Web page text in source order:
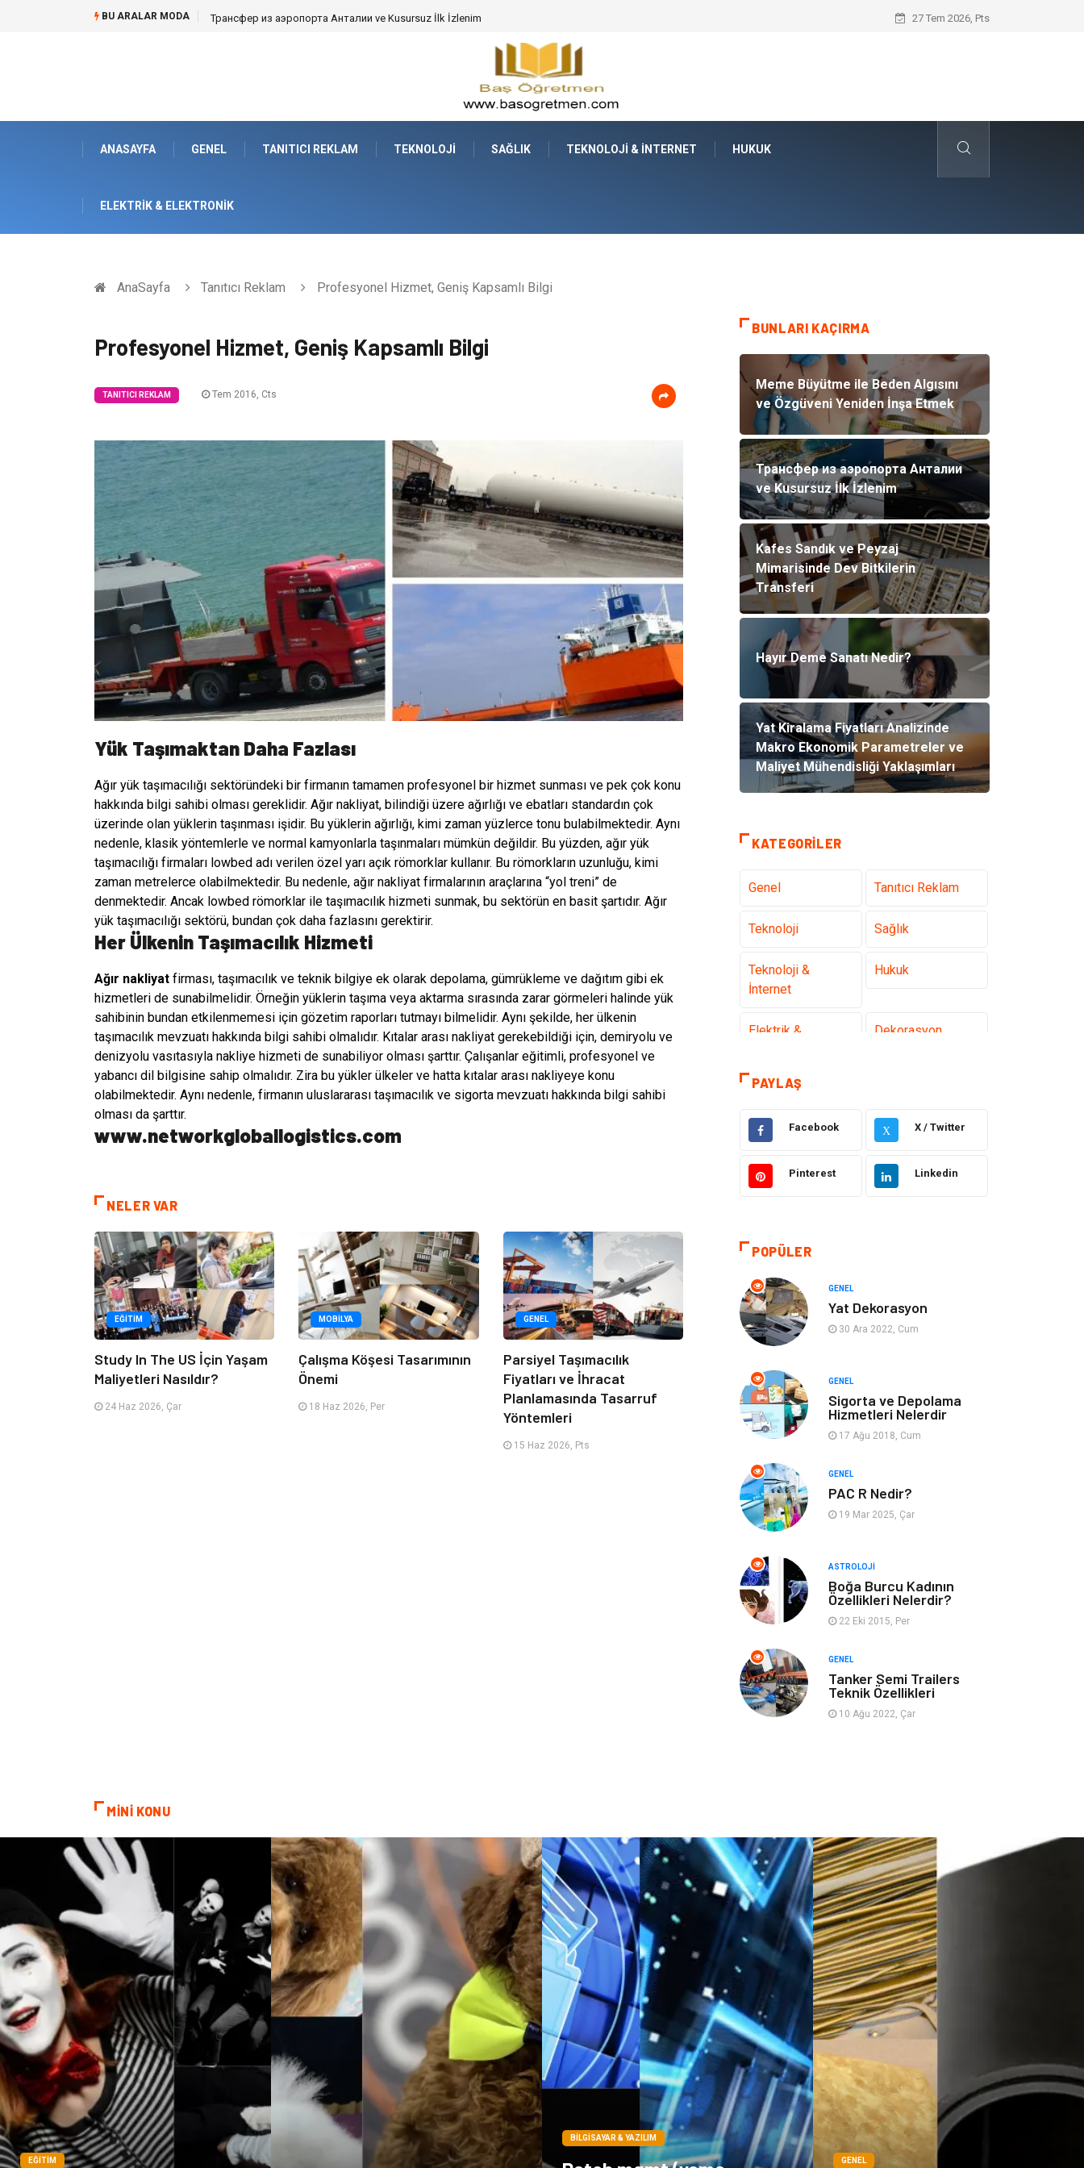
BU ARALAR MODA Трансфер из аэропорта Анталии ve Kusursuz İlk İzlenim Kafes Sandık ve Peyzaj Mimarisinde
27 Tem 2026, Pts
ANASAYFA GENEL TANITICI REKLAM TEKNOLOJI SAĞLIK TEKNOLOJI & İNTERNET HUKUK
ELEKTRIK & ELEKTRONIK
AnaSayfa Tanıtıcı Reklam Profesyonel Hizmet, Geniş Kapsamlı Bilgi
Profesyonel Hizmet, Geniş Kapsamlı Bilgi
TANITICI REKLAM Tem 2016, Cts
Yük Taşımaktan Daha Fazlası
Ağır yük taşımacılığı sektöründeki bir firmanın tamamen profesyonel bir hizmet sunması ve pek çok konu
hakkında bilgi sahibi olması gereklidir. Ağır nakliyat, bilindiği üzere ağırlığı ve ebatları standardın çok
üzerinde olan yüklerin taşınması işidir. Bu yüklerin ağırlığı, kimi zaman yüzlerce tonu bulabilmektedir. Aynı
nedenle, klasik yöntemlerle ve normal kamyonlarla taşınmaları mümkün değildir. Bu yüzden, ağır yük
taşımacılığı firmaları lowbed adı verilen özel yarı açık römorklar kullanır. Bu römorkların uzunluğu, kimi
zaman metrelerce olabilmektedir. Bu nedenle, ağır nakliyat firmalarının araçlarına “yol treni” de
denmektedir. Ancak lowbed römorklar ile taşımacılık hizmeti sunmak, bu sektörün en basit şartıdır. Ağır
yük taşımacılığı sektörü, bundan çok daha fazlasını gerektirir.
Her Ülkenin Taşımacılık Hizmeti
Ağır nakliyat firması, taşımacılık ve teknik bilgiye ek olarak depolama, gümrükleme ve dağıtım gibi ek
hizmetleri de sunabilmelidir. Örneğin yüklerin taşıma veya aktarma sırasında zarar görmeleri halinde yük
sahibinin bundan etkilenmemesi için gözetim raporları tutmayı bilmelidir. Aynı şekilde, her ülkenin
taşımacılık mevzuatı hakkında bilgi sahibi olmalıdır. Kıtalar arası nakliyat gerekebildiği için, demiryolu ve
denizyolu vasıtasıyla nakliye hizmeti de sunabiliyor olması şarttır. Çalışanlar eğitimli, profesyonel ve
yabancı dil bilgisine sahip olmalıdır. Zira bu yükler ülkeler ve hatta kıtalar arası nakliyeye konu
olabilmektedir. Aynı nedenle, firmanın uluslararası taşımacılık ve sigorta mevzuatı hakkında bilgi sahibi
olması da şarttır.
www.networkgloballogistics.com
NELER VAR
EĞITIM
Study In The US İçin Yaşam
Maliyetleri Nasıldır?
24 Haz 2026, Çar
MOBILYA
Çalışma Köşesi Tasarımının
Önemi
18 Haz 2026, Per
GENEL
Parsiyel Taşımacılık
Fiyatları ve İhracat
Planlamasında Tasarruf
Yöntemleri
15 Haz 2026, Pts
BUNLARI KAÇIRMA
Meme Büyütme ile Beden Algısını
ve Özgüveni Yeniden İnşa Etmek
Трансфер из аэропорта Анталии
ve Kusursuz İlk İzlenim
Kafes Sandık ve Peyzaj
Mimarisinde Dev Bitkilerin
Transferi
Hayır Deme Sanatı Nedir?
Yat Kiralama Fiyatları Analizinde
Makro Ekonomik Parametreler ve
Maliyet Mühendisliği Yaklaşımları
KATEGORILER
Genel Tanıtıcı Reklam
Teknoloji Sağlık
Teknoloji &
İnternet
Hukuk
Elektrik &
Dekorasyon
Güzellik ve Bakım
Giyim Sağlıklı Yaşam
Makine Otomotiv
Gıda
Spor
Tatil Hobi
Emlak
Genel Kültür
Bilgisayar &
Yazılım
Müzik
Mobilya Ev İşleri
Finans Tekstil
Aksesuar Anne Çocuk
Astroloji
Sigorta Bebek Giyim
PAYLAŞ
Facebook X X / Twitter
Pinterest Linkedin
POPÜLER
GENEL
Yat Dekorasyon
30 Ara 2022, Cum
GENEL
Sigorta ve Depolama
Hizmetleri Nelerdir
17 Ağu 2018, Cum
GENEL
PAC R Nedir?
19 Mar 2025, Çar
ASTROLOJI
Boğa Burcu Kadının
Özellikleri Nelerdir?
22 Eki 2015, Per
GENEL
Tanker Semi Trailers
Teknik Özellikleri
10 Ağu 2022, Çar
MİNİ KONU
EĞITIM
BILGISAYAR & YAZILIM
GENEL